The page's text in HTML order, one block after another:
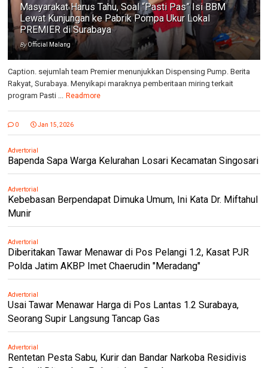
Masyarakat Harus Tahu, Soal “Pasti Pas” Isi BBM
Lewat Kunjungan ke Pabrik Pompa Ukur Lokal
PREMIER di Surabaya
ByOfficial Malang
Caption. sejumlah team Premier menunjukkan Dispensing Pump. Berita
Rakyat, Surabaya. Menyikapi maraknya pemberitaan miring terkait
program Pasti ...
Readmore
0 Jan 15, 2026
Advertorial
Bapenda Sapa Warga Kelurahan Losari Kecamatan Singosari
Advertorial
Kebebasan Berpendapat Dimuka Umum, Ini Kata Dr. Miftahul
Munir
Advertorial
Diberitakan Tawar Menawar di Pos Pelangi 1.2, Kasat PJR
Polda Jatim AKBP Imet Chaerudin "Meradang"
Advertorial
Usai Tawar Menawar Harga di Pos Lantas 1.2 Surabaya,
Seorang Supir Langsung Tancap Gas
Advertorial
Rentetan Pesta Sabu, Kurir dan Bandar Narkoba Residivis